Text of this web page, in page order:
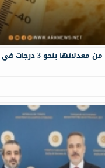
3 درجات في عدة مناطق بسوريا